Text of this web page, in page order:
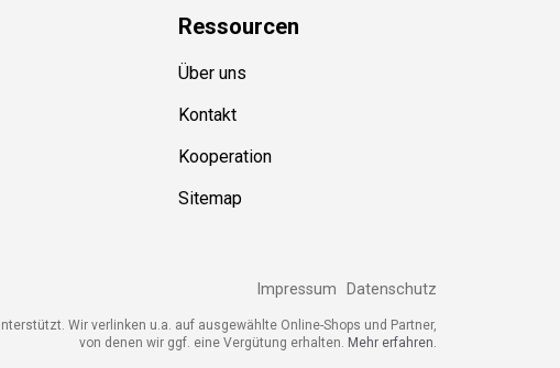
Ressourcen
Über uns
Kontakt
Kooperation
Sitemap
Impressum Datenschutz
Wir verlinken u.a. auf ausgewählte Online-Shops und Partner,
von denen wir ggf. eine Vergütung erhalten. Mehr erfahren.